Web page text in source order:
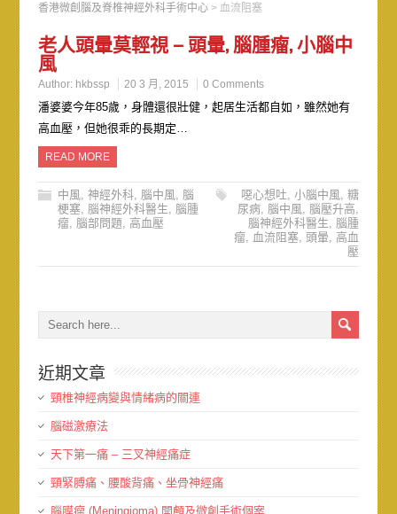
香港微創腦及脊椎神經外科手術中心> 血流阻塞
老人頭暈莫輕視 – 頭暈, 腦腫瘤, 小腦中
風
Author: hkbssp 20 3 月, 2015 0 Comments
潘婆婆今年85歲，身體還很壯健，起居生活都自如，雖然她有
高血壓，但她很乖的長期定…
READ MORE
中風, 神經外科, 腦中風, 腦
梗塞, 腦神經外科醫生, 腦腫
瘤, 腦部問題, 高血壓
噁心想吐,小腦中風,糖
尿病,腦中風,腦壓升高,
腦神經外科醫生,腦腫
瘤, 血流阻塞,頭暈, 高血
壓
近期文章
頸椎神經病變與情緒病的關連
腦磁激療法
天下第一痛 – 三叉神經痛症
頸緊膊痛、腰酸背痛、坐骨神經痛
腦膜瘤 (Meningioma) 開顱及微創手術個案